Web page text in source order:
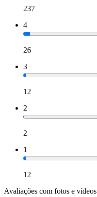
237
4
26
3
12
2
2
1
12
Avaliações com fotos e vídeos